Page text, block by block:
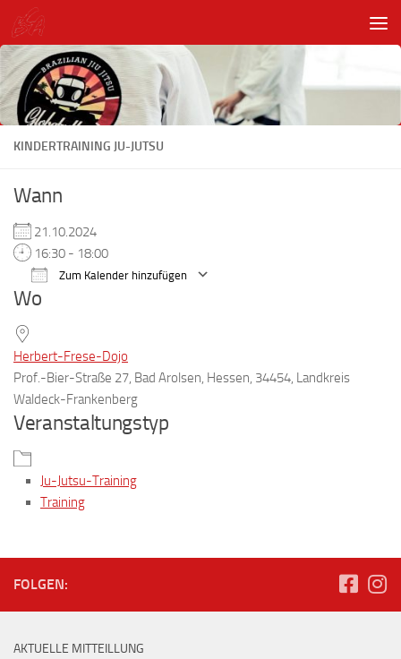
Unter dem Inhalt
KINDERTRAINING JU-JUTSU
Wann
21.10.2024
16:30 - 18:00
Zum Kalender hinzufügen
Wo
Herbert-Frese-Dojo
Prof.-Bier-Straße 27, Bad Arolsen, Hessen, 34454, Landkreis
Waldeck-Frankenberg
Veranstaltungstyp
Ju-Jutsu-Training
Training
FOLGEN:
AKTUELLE MITTEILLUNG